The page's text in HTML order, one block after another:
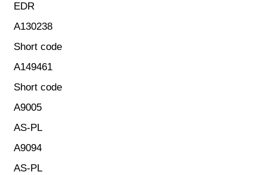
EDR
A130238
Short code
A149461
Short code
A9005
AS-PL
A9094
AS-PL